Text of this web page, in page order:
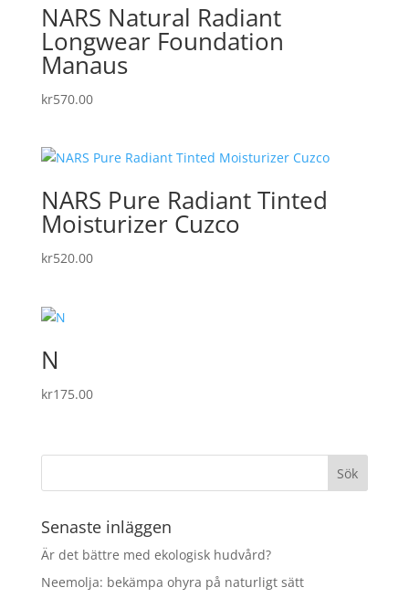
NARS Natural Radiant
Longwear Foundation
Manaus
kr570.00
NARS Pure Radiant Tinted
Moisturizer Cuzco
kr520.00
N
kr175.00
Senaste inläggen
Är det bättre med ekologisk hudvård?
Neemolja: bekämpa ohyra på naturligt sätt